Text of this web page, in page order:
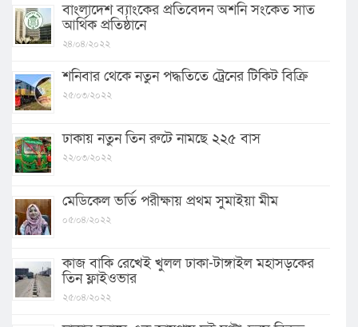
বাংলাদেশ ব্যাংকের প্রতিবেদন অশনি সংকেত সাত
আর্থিক প্রতিষ্ঠানে
২৪/০৪/২০২২
শনিবার থেকে নতুন পদ্ধতিতে ট্রেনের টিকিট বিক্রি
২৫/০৩/২০২২
ঢাকায় নতুন তিন রুটে নামছে ২২৫ বাস
২২/০৩/২০২২
মেডিকেল ভর্তি পরীক্ষায় প্রথম সুমাইয়া মীম
০৫/০৪/২০২২
কাজ বাকি রেখেই খুলল ঢাকা-টাঙ্গাইল মহাসড়কের
তিন ফ্লাইওভার
২৫/০৪/২০২২